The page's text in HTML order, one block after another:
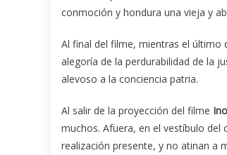
conmoción y hondura una vieja y
Al final del filme, mientras el último
alegoría de la perdurabilidad de la
alevoso a la conciencia patria.
Al salir de la proyección del filme
muchos. Afuera, en el vestíbulo del
realización presente, y no atinan a